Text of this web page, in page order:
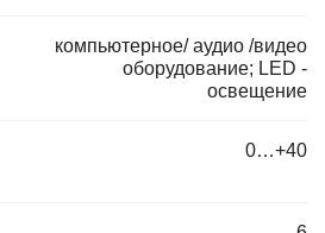
компьютерное/ аудио /видео
оборудование; LED -
освещение
0…+40